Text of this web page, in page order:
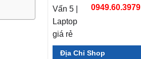
0949.60.3979
Địa Chỉ Shop